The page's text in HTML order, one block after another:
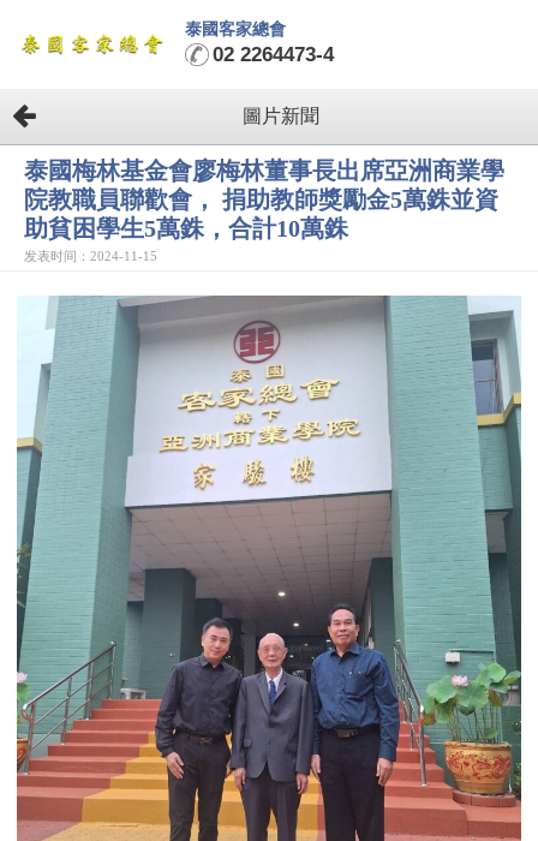
泰國客家總會
02 2264473-4
圖片新聞
泰國梅林基金會廖梅林董事長出席亞洲商業學
院教職員聯歡會， 捐助教師獎勵金5萬銖並資
助貧困學生5萬銖，合計10萬銖
发表时间：2024-11-15